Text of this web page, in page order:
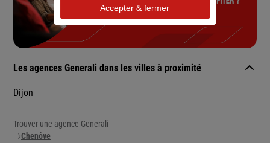
Les agences Generali dans les villes à proximité
Dijon
Trouver une agence Generali
Chenôve
Accepter & fermer